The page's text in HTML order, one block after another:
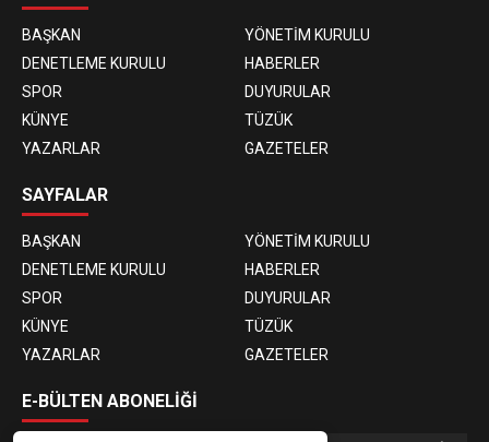
BAŞKAN
YÖNETİM KURULU
DENETLEME KURULU
HABERLER
SPOR
DUYURULAR
KÜNYE
TÜZÜK
YAZARLAR
GAZETELER
SAYFALAR
BAŞKAN
YÖNETİM KURULU
DENETLEME KURULU
HABERLER
SPOR
DUYURULAR
KÜNYE
TÜZÜK
YAZARLAR
GAZETELER
E-BÜLTEN ABONELİĞİ